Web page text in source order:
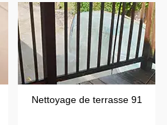
Nettoyage de terrasse 91